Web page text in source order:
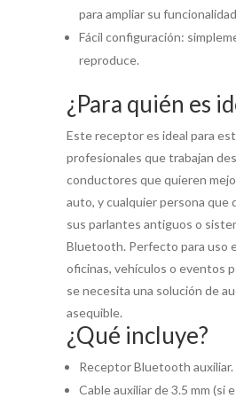
para ampliar su
Fácil configuración:
reproduce.
¿Para quién es
Este receptor es ideal para
profesionales que trabajan
conductores que quieren
auto, y cualquier persona que
sus parlantes antiguos o
Bluetooth. Perfecto para uso
oficinas, vehículos o eventos
se necesita una solución de
asequible.
¿Qué incluye?
Receptor Bluetooth auxiliar.
Cable auxiliar de 3.5 mm (si